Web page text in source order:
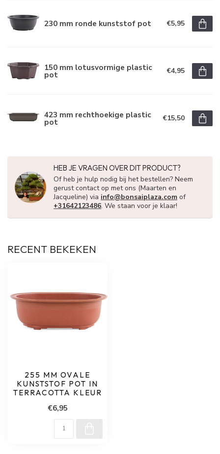
230 mm ronde kunststof pot €5,95
150 mm lotusvormige plastic
pot €4,95
423 mm rechthoekige plastic
pot €15,50
HEB JE VRAGEN OVER DIT PRODUCT?
Of heb je hulp nodig bij het bestellen? Neem
gerust contact op met ons (Maarten en
Jacqueline) via info@bonsaiplaza.com of
+31642123486. We staan voor je klaar!
RECENT BEKEKEN
255 MM OVALE
KUNSTSTOF POT IN
TERRACOTTA KLEUR
€6,95